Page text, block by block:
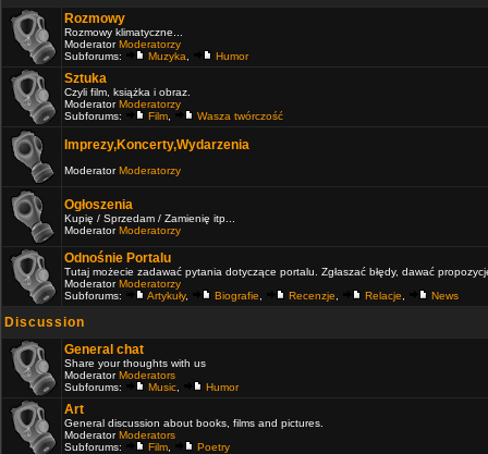
Rozmowy
Rozmowy klimatyczne...
ModeratorModeratorzy
Subforums:
Muzyka Humor
Sztuka
Czyli film, książka i obraz.
ModeratorModeratorzy
Subforums:
Film Wasza twórczość
Imprezy,Koncerty,Wydarzenia
ModeratorModeratorzy
Ogłoszenia
Kupię / Sprzedam / Zamienię itp...
ModeratorModeratorzy
Odnośnie Portalu
Tutaj możecie zadawać pytania dotyczące portalu. Zgłaszać błędy, dawać
ModeratorModeratorzy
Subforums:
Artykuły, Biografie Recenzje Relacje News
Discussion
General chat
Share your thoughts with us
ModeratorModerators
Subforums:
Music Humor
Art
General discussion about books, films and pictures.
ModeratorModerators
Subforums:
Film Poetry